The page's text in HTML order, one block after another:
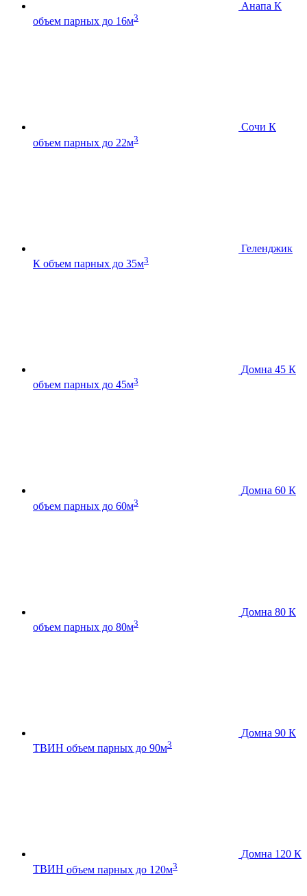
Анапа К
объем парных до 16м3
Сочи К
объем парных до 22м3
Геленджик
К объем парных до 35м3
Домна 45 К
объем парных до 45м3
Домна 60 К
объем парных до 60м3
Домна 80 К
объем парных до 80м3
Домна 90 К
ТВИН объем парных до 90м3
Домна 120 К
ТВИН объем парных до 120м3